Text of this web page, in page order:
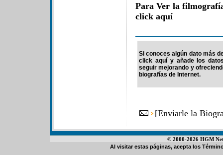
Para Ver la
click aquí
Si conoces algún dato más
click aquí y añade los
seguir mejorando y
biografías de Internet.
[Enviarle la
© 2000-2026 HGM
Al visitar estas páginas, acepta los